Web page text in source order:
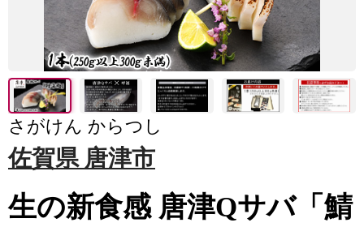
さがけん からつし
佐賀県 唐津市
生の新食感 唐津Qサバ「鯖